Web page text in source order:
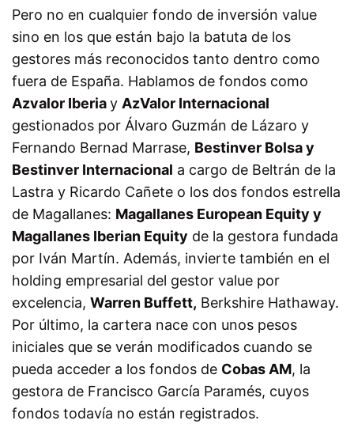
Pero no en cualquier fondo de inversión value
sino en los que están bajo la batuta de los
gestores más reconocidos tanto dentro como
fuera de España. Hablamos de fondos como
Azvalor Iberiay AzValor Internacional
gestionados por Álvaro Guzmán de Lázaro y
Fernando Bernad Marrase, Bestinver Bolsa y
Bestinver Internacional a cargo de Beltrán de la
Lastra y Ricardo Cañete o los dos fondos estrella
de Magallanes: Magallanes European Equity y
Magallanes Iberian Equity de la gestora fundada
por Iván Martín. Además, invierte también en el
holding empresarial del gestor value por
excelencia, Warren Buffett, Berkshire Hathaway.
Por último, la cartera nace con unos pesos
iniciales que se verán modificados cuando se
pueda acceder a los fondos de Cobas AM, la
gestora de Francisco García Paramés, cuyos
fondos todavía no están registrados.